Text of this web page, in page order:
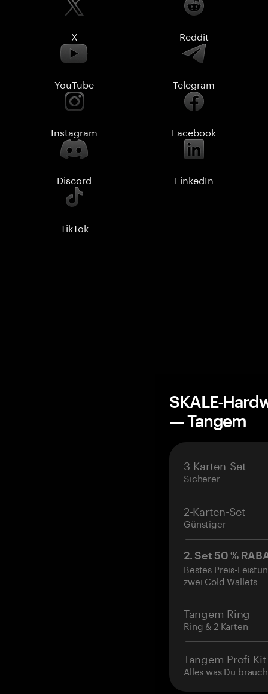
X Reddit
YouTube Telegram
Instagram Facebook
Discord LinkedIn
TikTok
SKALE-
— Tangem
3-Karten-Set
Sicherer
2-Karten-Set
Günstiger
2. Set 50 %
Bestes Preis-
zwei Cold Wallets
Tangem Ring
Ring & 2 Karten
Tangem Profi-Kit
Alles was Du